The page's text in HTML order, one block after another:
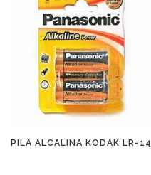
PILA ALCALINA KODAK LR-14